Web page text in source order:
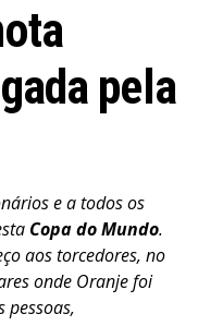
pela
e a todos os
Copa do Mundo.
aos torcedores, no
onde Oranje foi
pessoas,